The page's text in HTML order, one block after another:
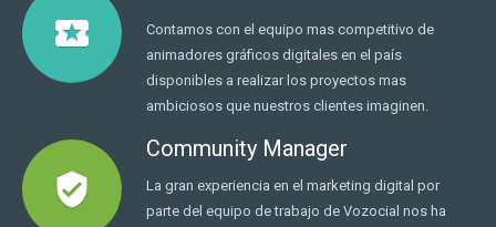
local_play
Contamos con el equipo mas competitivo de
animadores gráficos digitales en el país
disponibles a realizar los proyectos mas
ambiciosos que nuestros clientes imaginen.
verified_user
Community Manager
La gran experiencia en el marketing digital por
parte del equipo de trabajo de Vozocial nos ha